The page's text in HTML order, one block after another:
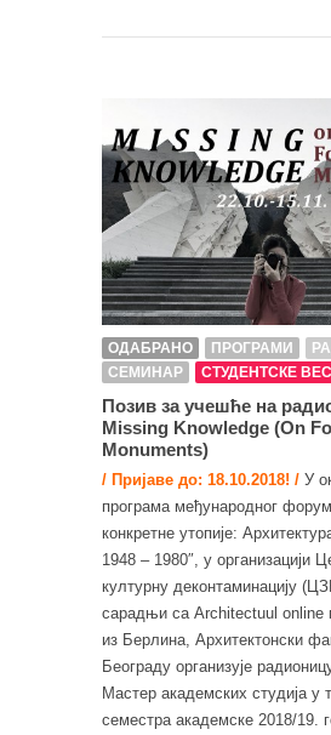
ОДАБРАНО ПРОГРАМИ
СЕМИНАР
СТУДЕНТСКЕ
Позив за учешће на
Missing Knowledge (On
Monuments)
/ Пријаве до: 18.10.2018! / У
програма међународног
конкретне утопије:
1948 – 1980″, у организацији
културну деконтаминацију
сарадњи са Architectuul
из Берлина, Архитектонски
Београду организује
Мастер академских студија у
семестра академске 2018/19.